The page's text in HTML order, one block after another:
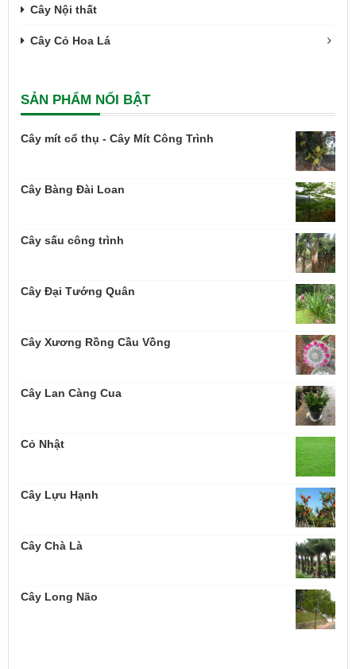
Cây Nội thất
Cây Cỏ Hoa Lá
SẢN PHẨM NỔI BẬT
Cây mít cổ thụ - Cây Mít Công Trình
Cây Bàng Đài Loan
Cây sấu công trình
Cây Đại Tướng Quân
Cây Xương Rồng Cầu Vồng
Cây Lan Càng Cua
Cỏ Nhật
Cây Lựu Hạnh
Cây Chà Là
Cây Long Não